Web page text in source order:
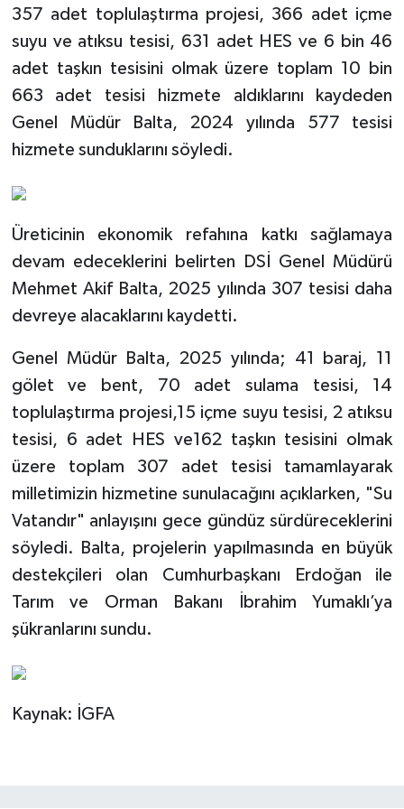
357 adet toplulaştırma projesi, 366 adet içme
suyu ve atıksu tesisi, 631 adet HES ve 6 bin 46
adet taşkın tesisini olmak üzere toplam 10 bin
663 adet tesisi hizmete aldıklarını kaydeden
Genel Müdür Balta, 2024 yılında 577 tesisi
hizmete sunduklarını söyledi.
Üreticinin ekonomik refahına katkı sağlamaya
devam edeceklerini belirten DSİ Genel Müdürü
Mehmet Akif Balta, 2025 yılında 307 tesisi daha
devreye alacaklarını kaydetti.
Genel Müdür Balta, 2025 yılında; 41 baraj, 11
gölet ve bent, 70 adet sulama tesisi, 14
toplulaştırma projesi,15 içme suyu tesisi, 2 atıksu
tesisi, 6 adet HES ve162 taşkın tesisini olmak
üzere toplam 307 adet tesisi tamamlayarak
milletimizin hizmetine sunulacağını açıklarken, "Su
Vatandır" anlayışını gece gündüz sürdüreceklerini
söyledi. Balta, projelerin yapılmasında en büyük
destekçileri olan Cumhurbaşkanı Erdoğan ile
Tarım ve Orman Bakanı İbrahim Yumaklı’ya
şükranlarını sundu.
Kaynak: İGFA